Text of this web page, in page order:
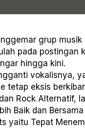
grup
pada postingan
hingga kini.
vokalisnya,
tetap eksis
Rock Alternatif,
Baik dan
yaitu Tepat